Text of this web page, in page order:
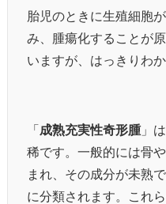
胎児のときに生殖細胞
み、腫瘍化することが
いますが、はっきりわ
「 成熟充実性奇形腫」
稀です。一般的には骨
まれ、その成分が未熟
に分類されます。これ